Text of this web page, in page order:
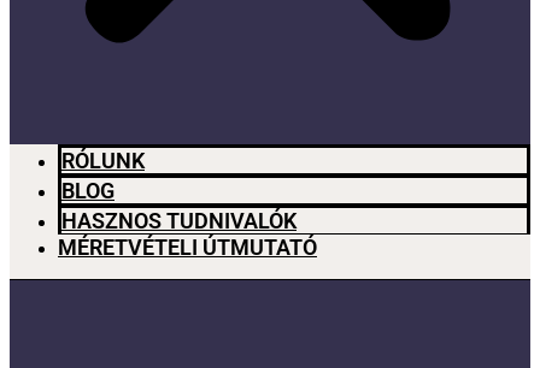
RÓLUNK
BLOG
HASZNOS TUDNIVALÓK
MÉRETVÉTELI ÚTMUTATÓ